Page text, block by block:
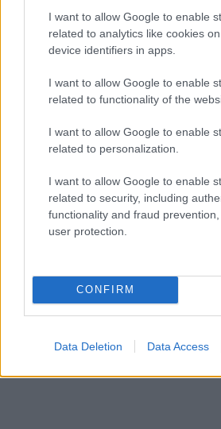
I want to allow Google to enable
related to analytics like cookies
device identifiers in apps.
I want to allow Google to enable
related to functionality of the
I want to allow Google to enable
related to personalization.
I want to allow Google to enable
related to security, including
functionality and fraud
user protection.
CONFIRM
Data Deletion Data Access